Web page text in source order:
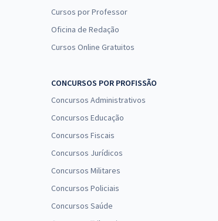
Cursos por Professor
Oficina de Redação
Cursos Online Gratuitos
CONCURSOS POR PROFISSÃO
Concursos Administrativos
Concursos Educação
Concursos Fiscais
Concursos Jurídicos
Concursos Militares
Concursos Policiais
Concursos Saúde